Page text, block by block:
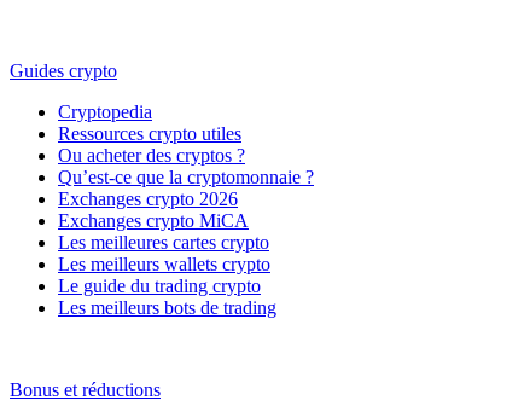
Guides crypto
Cryptopedia
Ressources crypto utiles
Ou acheter des cryptos ?
Qu’est-ce que la cryptomonnaie ?
Exchanges crypto 2026
Exchanges crypto MiCA
Les meilleures cartes crypto
Les meilleurs wallets crypto
Le guide du trading crypto
Les meilleurs bots de trading
Bonus et réductions